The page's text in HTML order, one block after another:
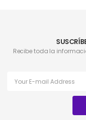
Recibe toda la